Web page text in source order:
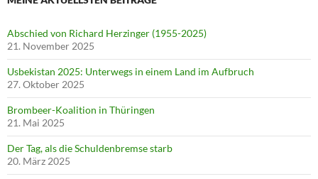
Abschied von Richard Herzinger (1955-2025)
21. November 2025
Usbekistan 2025: Unterwegs in einem Land im Aufbruch
27. Oktober 2025
Brombeer-Koalition in Thüringen
21. Mai 2025
Der Tag, als die Schuldenbremse starb
20. März 2025